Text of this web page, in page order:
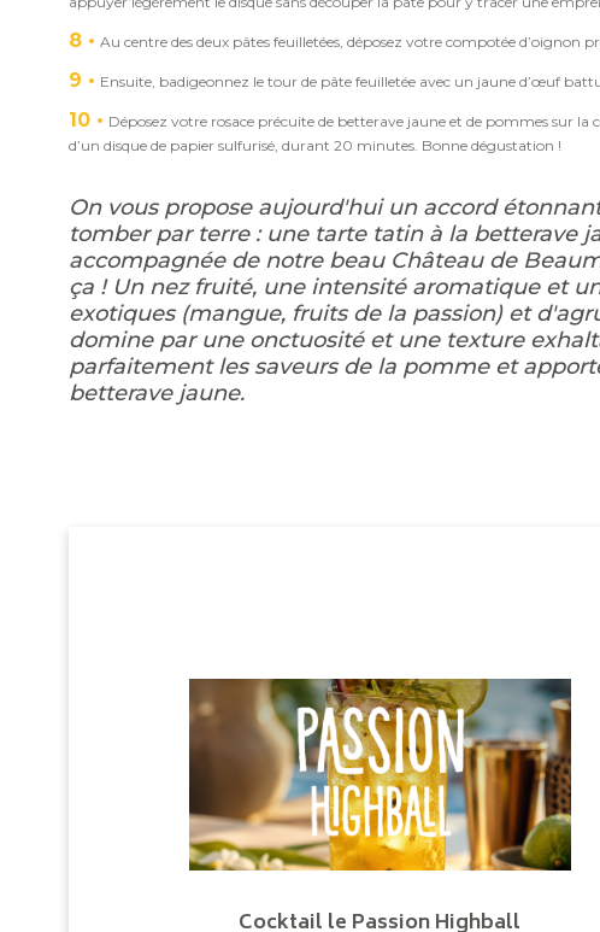
8 Au centre des deux pâtes feuilletées, déposez votre compotée d’oignon
9 Ensuite, badigeonnez le tour de pâte feuilletée avec un jaune d’œuf
10
Déposez votre rosace précuite de betterave jaune et de pommes sur
d’un disque de papier sulfurisé, durant 20 minutes. Bonne dégustation !
On vous propose aujourd'hui un accord
tomber par terre : une tarte tatin à la betterave
accompagnée de notre beau Château de
ça ! Un nez fruité, une intensité aromatique et
exotiques (mangue, fruits de la passion) et
domine par une onctuosité et une texture
parfaitement les saveurs de la pomme et
betterave jaune.
Cocktail le Passion Highball